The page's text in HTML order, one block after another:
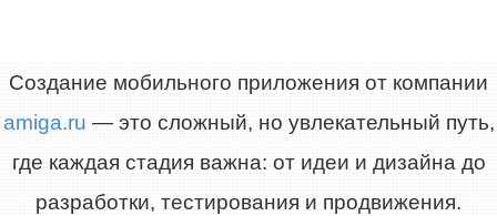
Создание мобильного приложения от компании
amiga.ru — это сложный, но увлекательный путь,
где каждая стадия важна: от идеи и дизайна до
разработки, тестирования и продвижения.